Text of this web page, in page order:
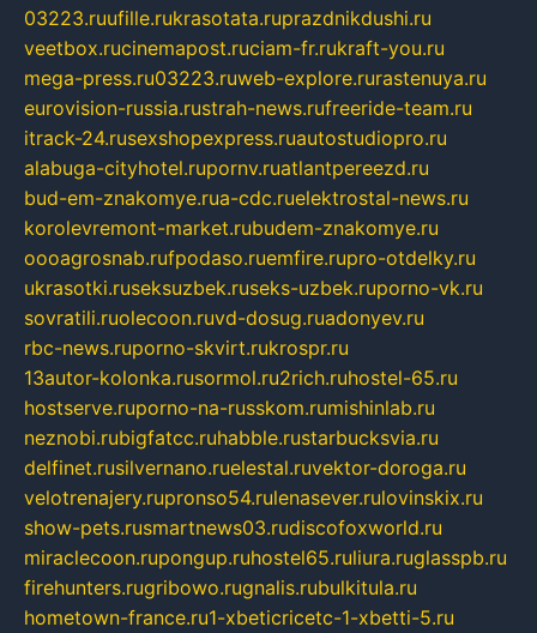
03223.ruufille.rukrasotata.ruprazdnikdushi.ru
veetbox.rucinemapost.ruciam-fr.rukraft-you.ru
mega-press.ru03223.ruweb-explore.rurastenuya.ru
eurovision-russia.rustrah-news.rufreeride-team.ru
itrack-24.rusexshopexpress.ruautostudiopro.ru
alabuga-cityhotel.rupornv.ruatlantpereezd.ru
bud-em-znakomye.rua-cdc.ruelektrostal-news.ru
korolevremont-market.rubudem-znakomye.ru
oooagrosnab.rufpodaso.ruemfire.rupro-otdelky.ru
ukrasotki.ruseksuzbek.ruseks-uzbek.ruporno-vk.ru
sovratili.ruolecoon.ruvd-dosug.ruadonyev.ru
rbc-news.ruporno-skvirt.rukrospr.ru
13autor-kolonka.rusormol.ru2rich.ruhostel-65.ru
hostserve.ruporno-na-russkom.rumishinlab.ru
neznobi.rubigfatcc.ruhabble.rustarbucksvia.ru
delfinet.rusilvernano.ruelestal.ruvektor-doroga.ru
velotrenajery.rupronso54.rulenasever.rulovinskix.ru
show-pets.rusmartnews03.rudiscofoxworld.ru
miraclecoon.rupongup.ruhostel65.ruliura.ruglasspb.ru
firehunters.rugribowo.rugnalis.rubulkitula.ru
hometown-france.ru1-xbeticricetc-1-xbetti-5.ru